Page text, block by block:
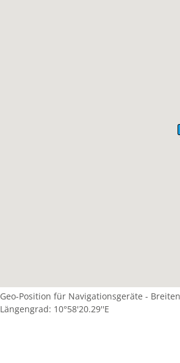
Geo-Position für Navigationsgeräte -
Längengrad: 10°58'20.29''E